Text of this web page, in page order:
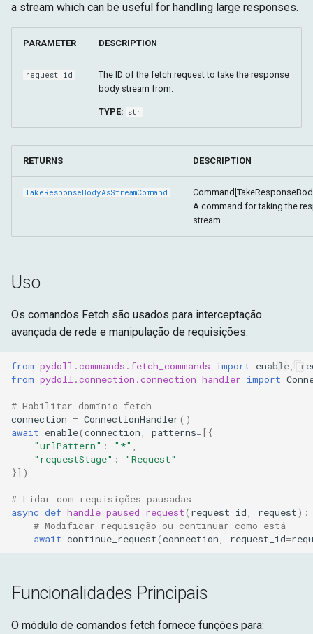
a stream which can be useful for handling large responses.
PARAMETER DESCRIPTION
request_id
The ID of the fetch request to take the response
body stream from.
TYPE: str
RETURNS DESCRIPTION
TakeResponseBodyAsStreamCommand
A command for taking the
stream.
Uso
Os comandos Fetch são usados para interceptação
avançada de rede e manipulação de requisições:
from pydoll.commands.fetch_commands import enable
from pydoll.connection.connection_handler import
# Habilitar domínio fetch
connection = ConnectionHandler()
await enable(connection patterns=[{
"urlPattern" : "*"
"requestStage" :
"Request"
}])
# Lidar com requisições pausadas
async def handle_paused_request( request_id request):
# Modificar requisição ou continuar como está
await continue_request(connection request_id=
Funcionalidades Principais
O módulo de comandos fetch fornece funções para: